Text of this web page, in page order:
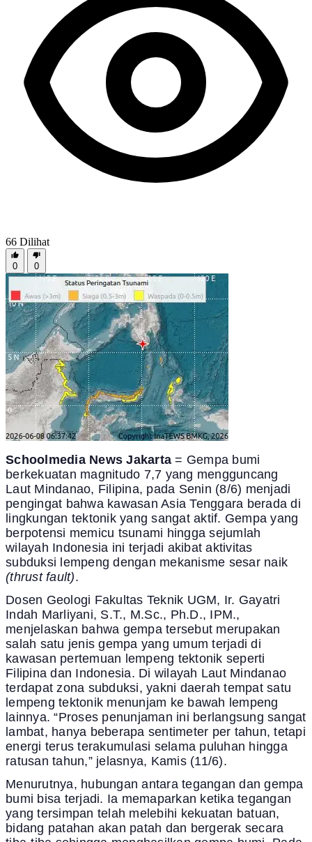
66 Dilihat
0 0
Schoolmedia News Jakarta= Gempa bumi
berkekuatan magnitudo 7,7 yang mengguncang
Laut Mindanao, Filipina, pada Senin (8/6) menjadi
pengingat bahwa kawasan Asia Tenggara berada di
lingkungan tektonik yang sangat aktif. Gempa yang
berpotensi memicu tsunami hingga sejumlah
wilayah Indonesia ini terjadi akibat aktivitas
subduksi lempeng dengan mekanisme sesar naik
(thrust fault).
Dosen Geologi Fakultas Teknik UGM, Ir. Gayatri
Indah Marliyani, S.T., M.Sc., Ph.D., IPM.,
menjelaskan bahwa gempa tersebut merupakan
salah satu jenis gempa yang umum terjadi di
kawasan pertemuan lempeng tektonik seperti
Filipina dan Indonesia. Di wilayah Laut Mindanao
terdapat zona subduksi, yakni daerah tempat satu
lempeng tektonik menunjam ke bawah lempeng
lainnya. “Proses penunjaman ini berlangsung sangat
lambat, hanya beberapa sentimeter per tahun, tetapi
energi terus terakumulasi selama puluhan hingga
ratusan tahun,” jelasnya, Kamis (11/6).
Menurutnya, hubungan antara tegangan dan gempa
bumi bisa terjadi. Ia memaparkan ketika tegangan
yang tersimpan telah melebihi kekuatan batuan,
bidang patahan akan patah dan bergerak secara